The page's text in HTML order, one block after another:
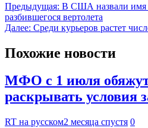
Предыдущая: В США назвали имя
разбившегося вертолета
Далее: Среди курьеров растет
Похожие новости
МФО с 1 июля обяжут
раскрывать условия
RT на русском2 месяца спустя 0